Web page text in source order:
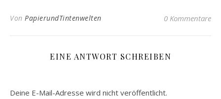
Von PapierundTintenwelten 0 Kommentare
EINE ANTWORT SCHREIBEN
Deine E-Mail-Adresse wird nicht veröffentlicht.